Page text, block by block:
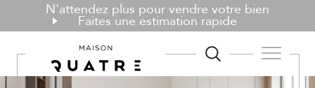
N'attendez plus pour vendre votre bien
Faites une estimation rapide